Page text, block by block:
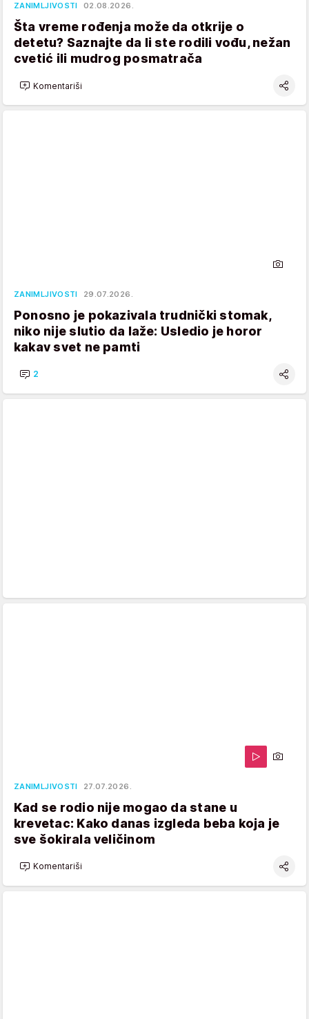
ZANIMLJIVOSTI 02.08.2026.
Šta vreme rođenja može da otkrije o
detetu? Saznajte da li ste rodili vođu, nežan
cvetić ili mudrog posmatrača
Komentariši
ZANIMLJIVOSTI 29.07.2026.
Ponosno je pokazivala trudnički stomak,
niko nije slutio da laže: Usledio je horor
kakav svet ne pamti
2
ZANIMLJIVOSTI 27.07.2026.
Kad se rodio nije mogao da stane u
krevetac: Kako danas izgleda beba koja je
sve šokirala veličinom
Komentariši